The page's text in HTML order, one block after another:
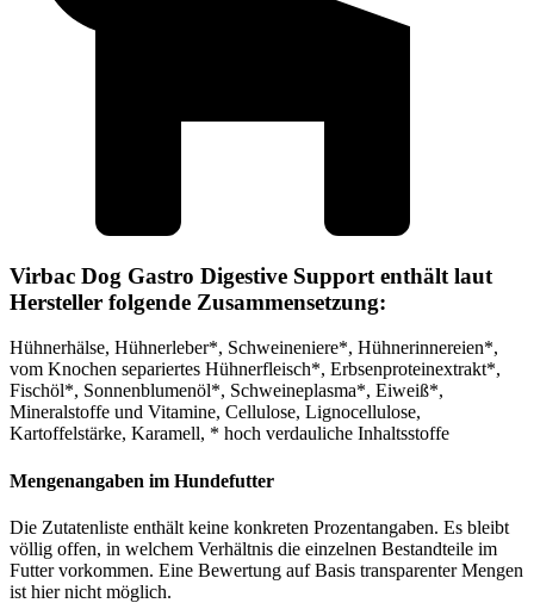
Virbac Dog Gastro Digestive Support enthält laut
Hersteller folgende Zusammensetzung:
Hühnerhälse, Hühnerleber*, Schweineniere*, Hühnerinnereien*,
vom Knochen separiertes Hühnerfleisch*, Erbsenproteinextrakt*,
Fischöl*, Sonnenblumenöl*, Schweineplasma*, Eiweiß*,
Mineralstoffe und Vitamine, Cellulose, Lignocellulose,
Kartoffelstärke, Karamell, * hoch verdauliche Inhaltsstoffe
Mengenangaben im Hundefutter
Die Zutatenliste enthält keine konkreten Prozentangaben. Es bleibt
völlig offen, in welchem Verhältnis die einzelnen Bestandteile im
Futter vorkommen. Eine Bewertung auf Basis transparenter Mengen
ist hier nicht möglich.